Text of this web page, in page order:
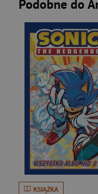
Podobne do
KSIĄŻKA